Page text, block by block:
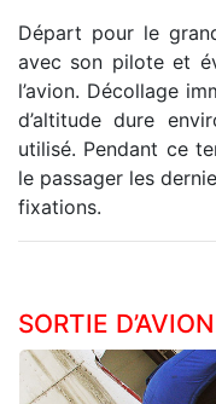
Départ pour le
avec son pilote et
l’avion. Décollage
d’altitude dure
utilisé. Pendant ce
le passager les
fixations.
SORTIE D’AVION